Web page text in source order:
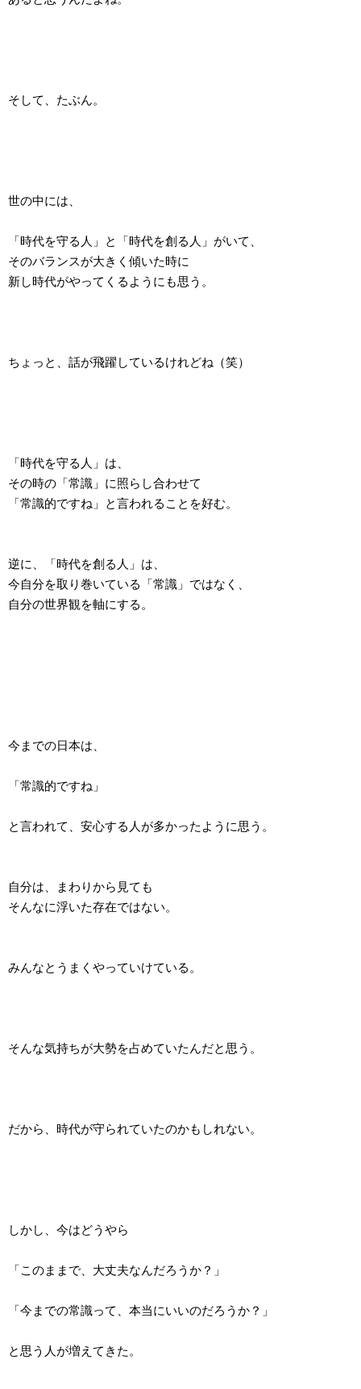
そして、たぶん。
世の中には、
「時代を守る人」と「時代を創る人」がいて、
そのバランスが大きく傾いた時に
新し時代がやってくるようにも思う。
ちょっと、話が飛躍しているけれどね（笑）
「時代を守る人」は、
その時の「常識」に照らし合わせて
「常識的ですね」と言われることを好む。
逆に、「時代を創る人」は、
今自分を取り巻いている「常識」ではなく、
自分の世界観を軸にする。
今までの日本は、
「常識的ですね」
と言われて、安心する人が多かったように思う。
自分は、まわりから見ても
そんなに浮いた存在ではない。
みんなとうまくやっていけている。
そんな気持ちが大勢を占めていたんだと思う。
だから、時代が守られていたのかもしれない。
しかし、今はどうやら
「このままで、大丈夫なんだろうか？」
「今までの常識って、本当にいいのだろうか？」
と思う人が増えてきた。